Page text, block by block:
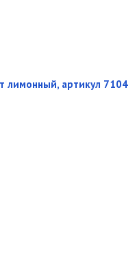
лимонный, артикул 7104